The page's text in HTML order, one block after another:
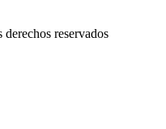
los derechos reservados